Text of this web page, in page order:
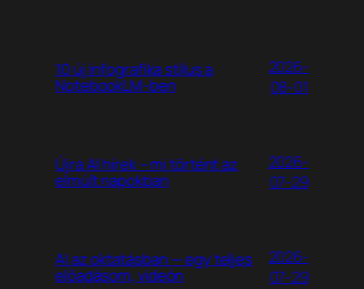
10 új infografika stílus a
NotebookLM-ben
2026-
08-01
Újra AI hírek – mi történt az
elmúlt napokban
2026-
07-29
AI az oktatásban — egy teljes
előadásom, videón
2026-
07-29